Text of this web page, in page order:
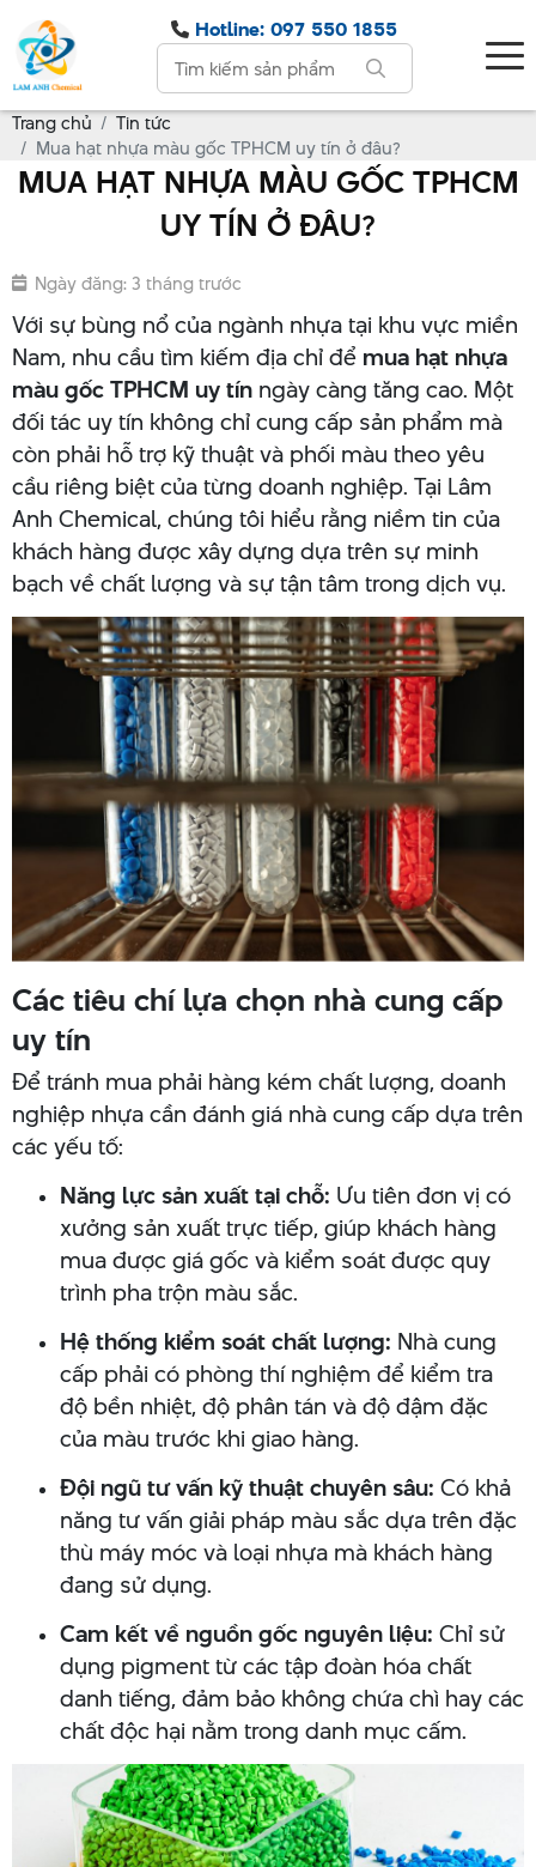
Hotline: 097 550 1855
Trang chủ
Tin tức
Mua hạt nhựa màu gốc TPHCM uy tín ở đâu?
MUA HẠT NHỰA MÀU GỐC TPHCM
UY TÍN Ở ĐÂU?
Ngày đăng: 3 tháng trước
Với sự bùng nổ của ngành nhựa tại khu vực miền
Nam, nhu cầu tìm kiếm địa chỉ để mua hạt nhựa
màu gốc TPHCM uy tín ngày càng tăng cao. Một
đối tác uy tín không chỉ cung cấp sản phẩm mà
còn phải hỗ trợ kỹ thuật và phối màu theo yêu
cầu riêng biệt của từng doanh nghiệp. Tại Lâm
Anh Chemical, chúng tôi hiểu rằng niềm tin của
khách hàng được xây dựng dựa trên sự minh
bạch về chất lượng và sự tận tâm trong dịch vụ.
Các tiêu chí lựa chọn nhà cung cấp
uy tín
Để tránh mua phải hàng kém chất lượng, doanh
nghiệp nhựa cần đánh giá nhà cung cấp dựa trên
các yếu tố:
Năng lực sản xuất tại chỗ: Ưu tiên đơn vị có
xưởng sản xuất trực tiếp, giúp khách hàng
mua được giá gốc và kiểm soát được quy
trình pha trộn màu sắc.
Hệ thống kiểm soát chất lượng: Nhà cung
cấp phải có phòng thí nghiệm để kiểm tra
độ bền nhiệt, độ phân tán và độ đậm đặc
của màu trước khi giao hàng.
Đội ngũ tư vấn kỹ thuật chuyên sâu: Có khả
năng tư vấn giải pháp màu sắc dựa trên đặc
thù máy móc và loại nhựa mà khách hàng
đang sử dụng.
Cam kết về nguồn gốc nguyên liệu: Chỉ sử
dụng pigment từ các tập đoàn hóa chất
danh tiếng, đảm bảo không chứa chì hay các
chất độc hại nằm trong danh mục cấm.